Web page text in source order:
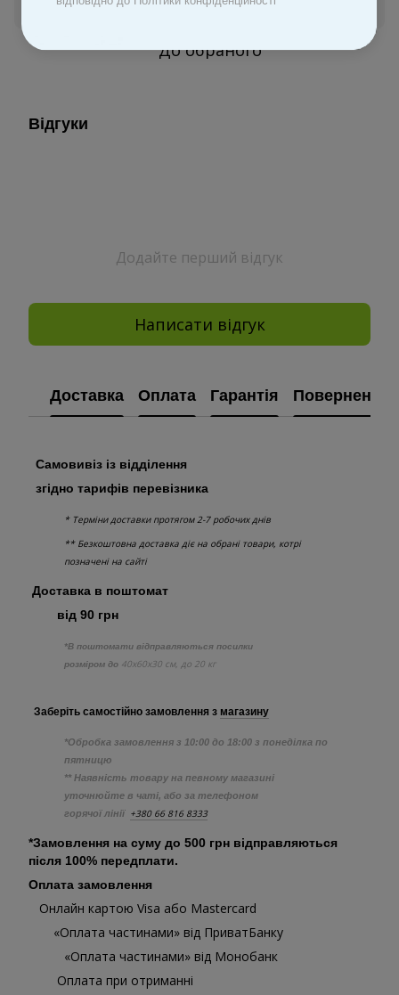
До обраного
Відгуки
Додайте перший відгук
Написати відгук
Доставка Оплата Гарантія Повернення
Самовивіз із відділення
згідно тарифів перевізника
* Терміни доставки протягом 2-7 робочих днів
** Безкоштовна доставка діє на обрані товари, котрі
позначені на сайті
Доставка в поштомат
від 90 грн
*В поштомати відправляються посилки
розміром до 40х60х30 см, до 20 кг
Заберіть самостійно замовлення з магазину
*Обробка замовлення з 10:00 до 18:00 з понеділка по
пятницю
** Наявність товару на певному магазині
уточнюйте в чаті, або за телефоном
горячої лінії +380 66 816 8333
*Замовлення на суму до 500 грн відправляються
після 100% передплати.
Оплата замовлення
Онлайн картою Visa або Mastercard
«Оплата частинами» від ПриватБанку
«Оплата частинами» від Монобанк
Оплата при отриманні